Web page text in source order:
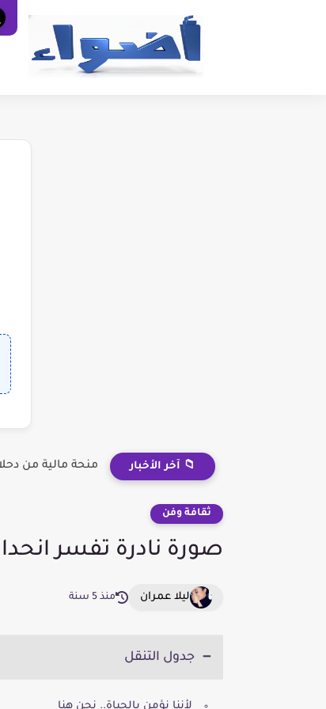
📁 آخر الأخبار منحة مالية من
ثقافة وفن
صورة نادرة تفسر
ليلا عمران منذ 5 سنة
جدول التنقل
لأننا نؤمن بالحياة.. نحن هنا